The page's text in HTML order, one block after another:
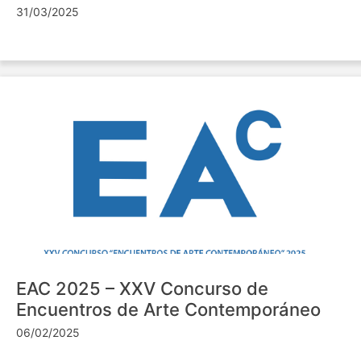
31/03/2025
EAC 2025 – XXV Concurso de
Encuentros de Arte Contemporáneo
06/02/2025